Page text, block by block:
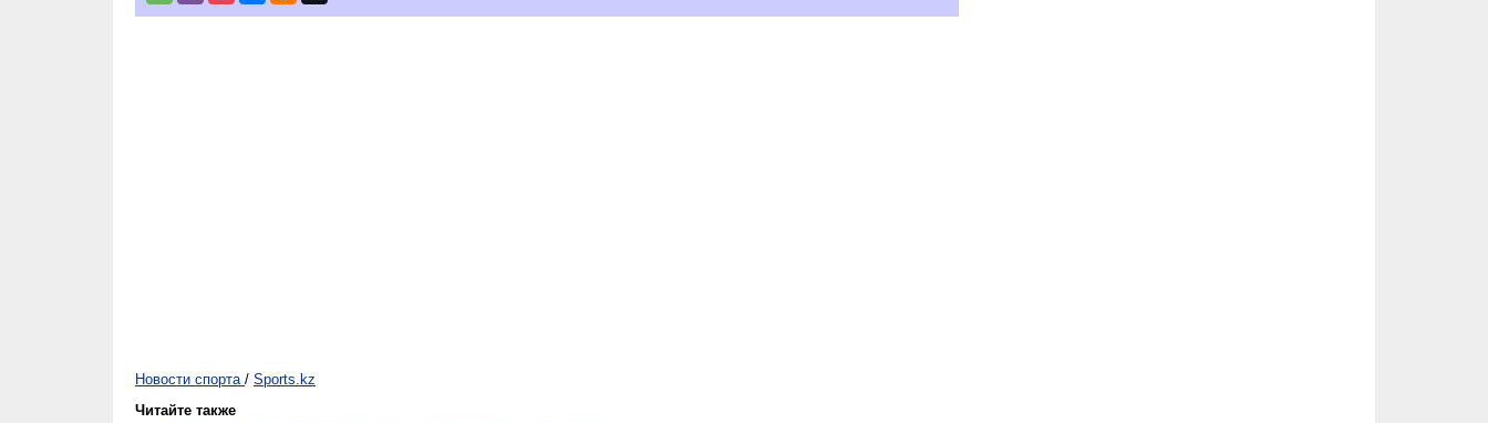
Новости спорта / Sports.kz
Читайте также